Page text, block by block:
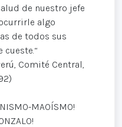
de nuestro jefe
algo
de todos sus
cueste.“
Comité Central,
MAOÍSMO!